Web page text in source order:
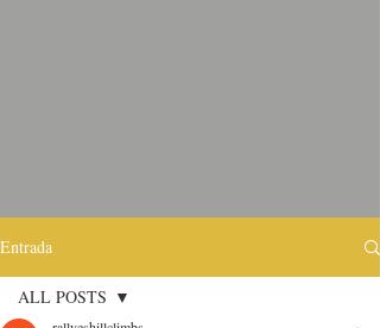
Entrada
ALL POSTS